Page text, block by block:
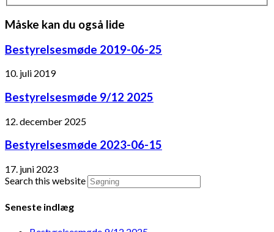
Måske kan du også lide
Bestyrelsesmøde 2019-06-25
10. juli 2019
Bestyrelsesmøde 9/12 2025
12. december 2025
Bestyrelsesmøde 2023-06-15
17. juni 2023
Search this website
Seneste indlæg